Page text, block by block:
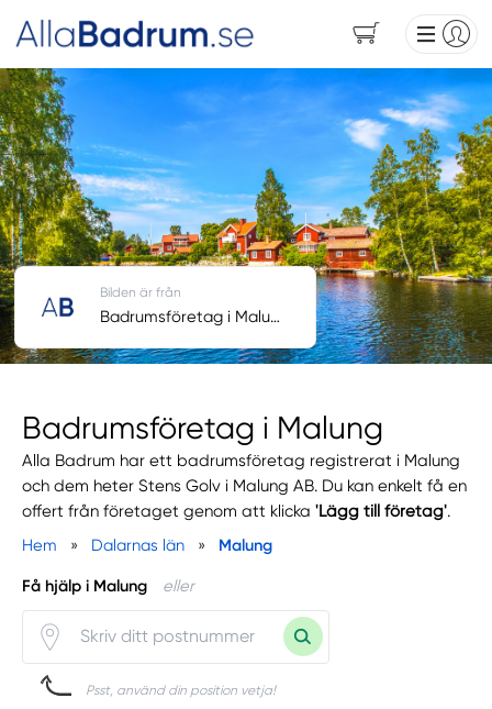
Badrumsföretag i Malung
Alla Badrum har ett badrumsföretag registrerat i Malung
och dem heter Stens Golv i Malung AB. Du kan enkelt få en
offert från företaget genom att klicka'Lägg till företag'.
Hem
» Dalarnas län » Malung
Få hjälp i Malung eller
Psst, använd din position vetja!
Bilden är från
Badrumsföretag i Malung